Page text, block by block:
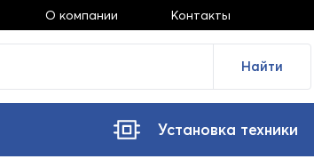
О компании Контакты
Найти
Установка техники